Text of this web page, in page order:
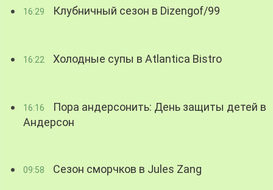
16:29 Клубничный сезон в Dizengof/99
16:22 Холодные супы в Atlantica Bistro
16:16
Пора андерсонить: День защиты детей в
Андерсон
09:58 Сезон сморчков в Jules Zang